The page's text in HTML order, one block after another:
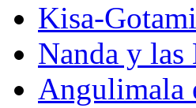
Kisa-
Nanda y las
Angulimala